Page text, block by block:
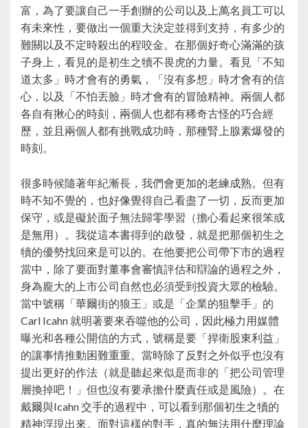
富，為了要讓自己一手創辦的公司以及上萬名員工可以
有未來性，要做出一個重大決定並得到支持，有多少的
難關以及不定時殺出的程咬金。在那個好奇心滿滿的孩
子身上，看見的是初生之犢不畏虎的力量。看見「不知
道太多」時才會有的勇氣，「沒有多想」時才會有的信
心，以及「不怕丟臉」時才會有的冒險精神。兩個人都
各自有揪心的時刻，兩個人也都有稀奇古怪的巧合經
歷，並且兩個人都有挑戰成功時，那種腎上腺素爆發的
時刻。
很多時候隨著年紀漸長，我們會更加的老練成熟。但有
時不知不覺的，也好像覺得自己看盡了一切，反而更加
保守，或是礙於面子無法歸零學習（擔心看起來很笨或
是無用）。我從這本書得到的啟發，就是把那個初生之
犢的優勢找回來是可以的。在他要把公司帶下市的過程
當中，除了要面對董事會審慎評估和辯論的過程之外，
身為龐大的上市公司自然也必須受到投資大眾的檢驗。
當中號稱「華爾街的狼王」或是「企業的狙擊手」的
Carl Icahn 就明著要來吞噬他的公司，因此極力用媒體
曝光和各種公開信的方式，號稱是要「捍衛股東利益」
的讓事情推動困難重重。當時除了反對之外似乎也沒有
提出更好的作法（就是聽起來似是而非的「把公司管理
層換掉吧！」但也沒有要承擔什麼責任或是風險）。在
戴爾與Icahn 交手的過程中，可以看到那個初生之犢的
精神浮現出來。面對這樣的對手，真的無法用什麼理論